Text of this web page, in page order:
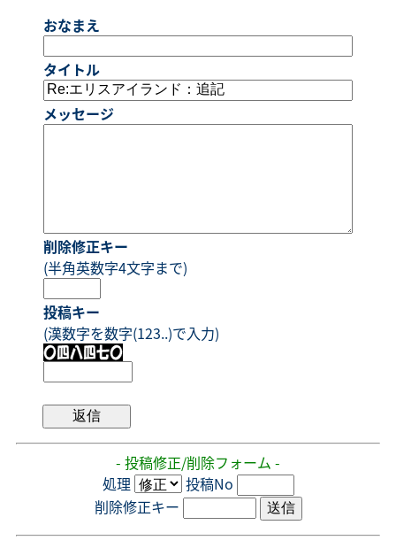
おなまえ
タイトル
メッセージ
削除修正キー
(半角英数字4文字まで)
投稿キー
(漢数字を数字(123..)で入力)
- 投稿修正/削除フォーム -
処理
投稿No
削除修正キー